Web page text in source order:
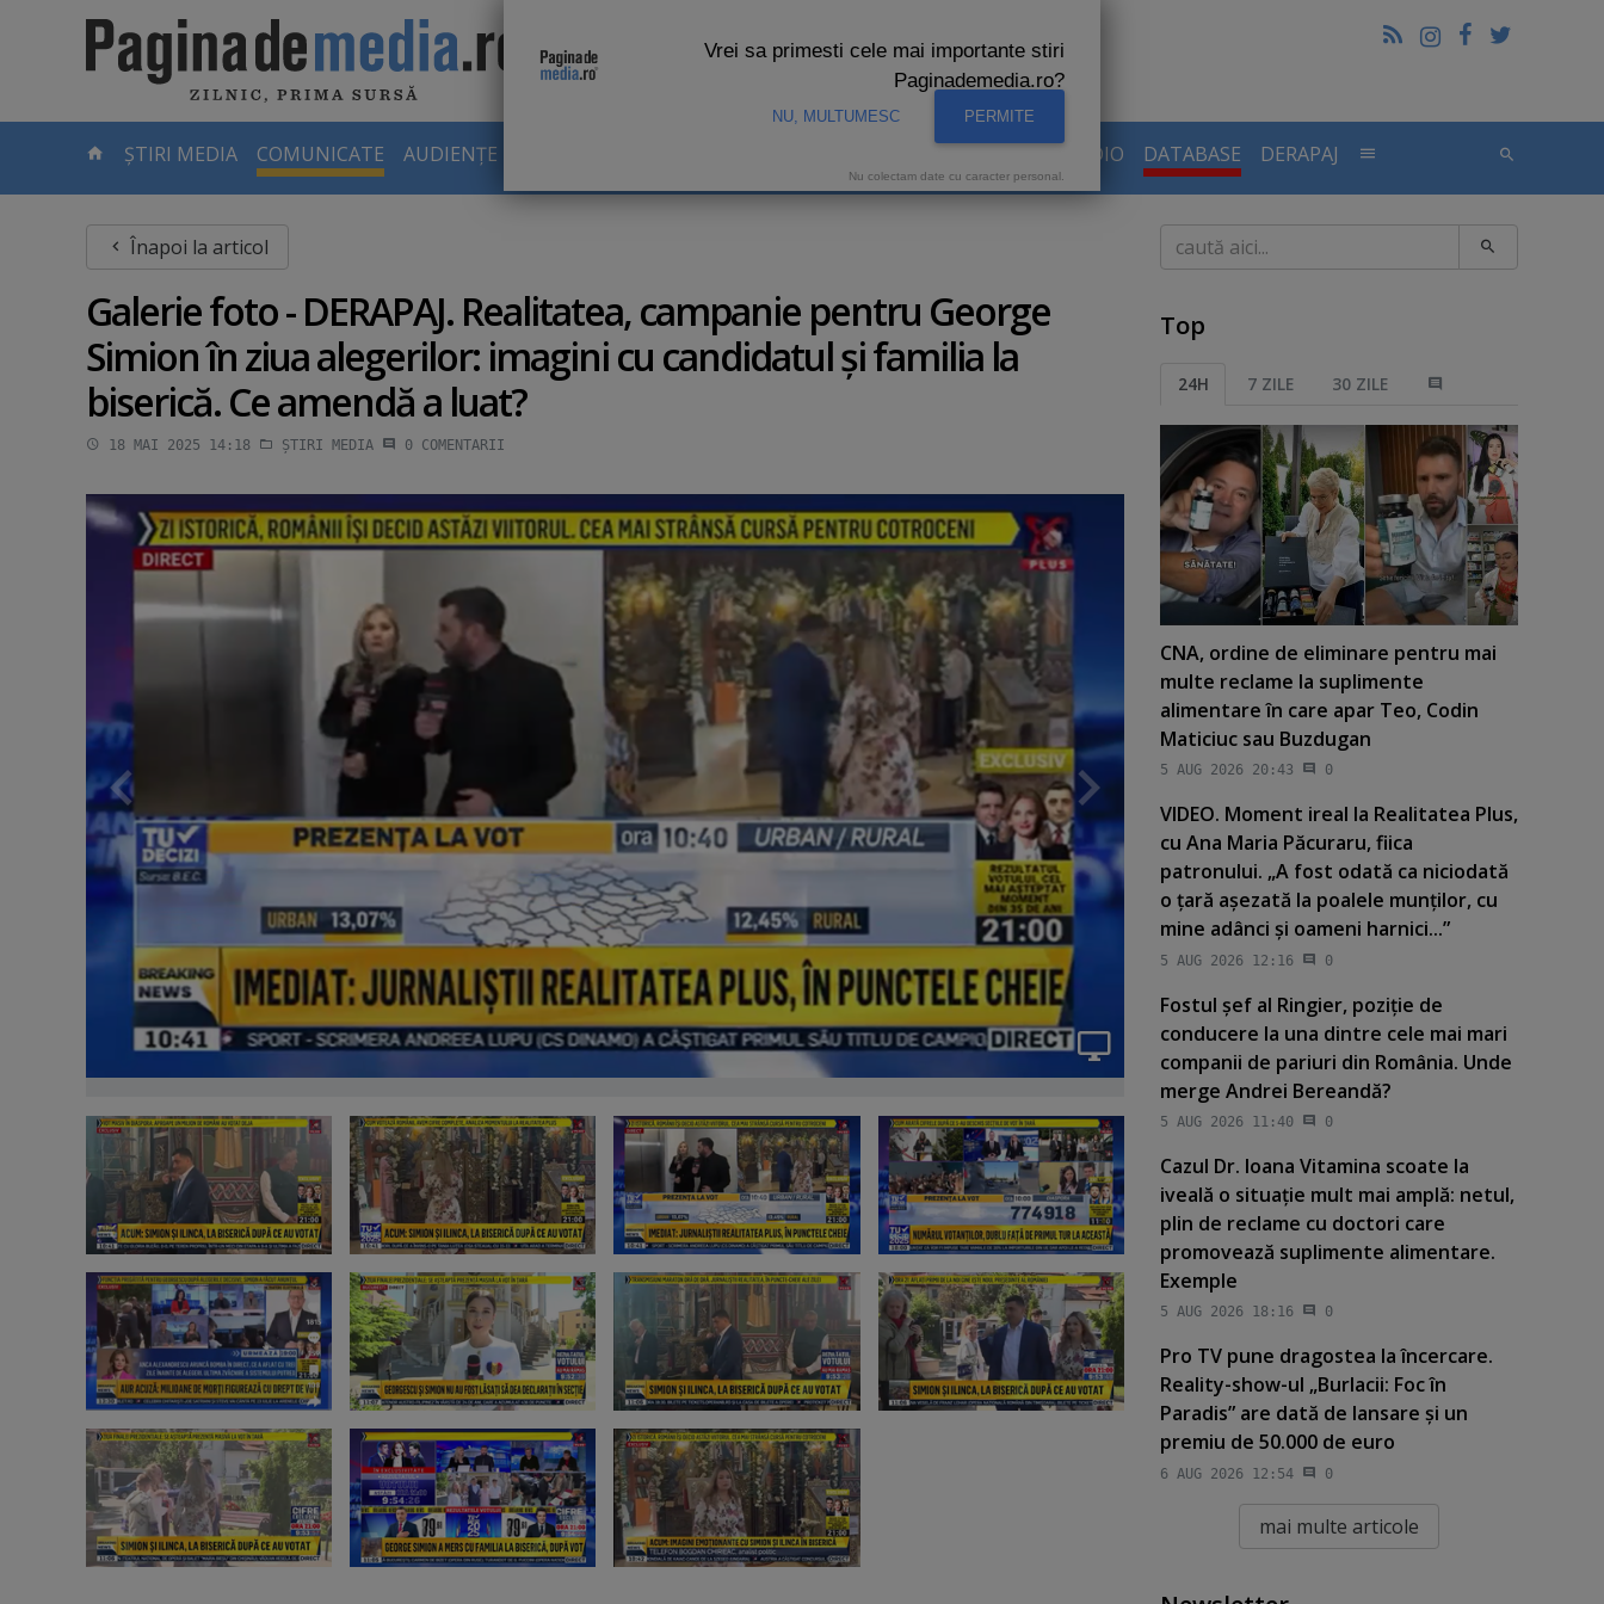
ȘTIRI MEDIA COMUNICATE AUDIENȚE TV AUDIENTE RADIO DATABASE DERAPAJ
Înapoi la articol
Galerie foto - DERAPAJ. Realitatea, campanie pentru George
Simion în ziua alegerilor: imagini cu candidatul şi familia la
biserică. Ce amendă a luat?
18 MAI 2025 14:18 ȘTIRI MEDIA 0 COMENTARII
Caută
Top
24H 7 ZILE 30 ZILE
CNA, ordine de eliminare pentru mai
multe reclame la suplimente
alimentare în care apar Teo, Codin
Maticiuc sau Buzdugan
5 AUG 2026 20:43 0
VIDEO. Moment ireal la Realitatea Plus,
cu Ana Maria Păcuraru, fiica
patronului. „A fost odată ca niciodată
o ţară aşezată la poalele munţilor, cu
mine adânci şi oameni harnici...”
5 AUG 2026 12:16 0
Fostul şef al Ringier, poziţie de
conducere la una dintre cele mai mari
companii de pariuri din România. Unde
merge Andrei Bereandă?
5 AUG 2026 11:40 0
Cazul Dr. Ioana Vitamina scoate la
iveală o situaţie mult mai amplă: netul,
plin de reclame cu doctori care
promovează suplimente alimentare.
Exemple
5 AUG 2026 18:16 0
Pro TV pune dragostea la încercare.
Reality-show-ul „Burlacii: Foc în
Paradis” are dată de lansare şi un
premiu de 50.000 de euro
6 AUG 2026 12:54 0
mai multe articole
Vrei sa primesti cele mai importante stiri
Paginademedia.ro?
NU, MULTUMESC PERMITE
Nu colectam date cu caracter personal.